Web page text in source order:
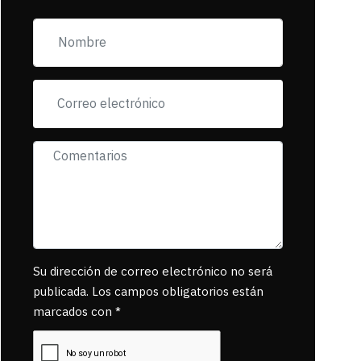
pancartas de
exigiendo al asesino
se reponsanbilice
Su dirección de correo electrónico no será
publicada. Los campos obligatorios están
marcados con *